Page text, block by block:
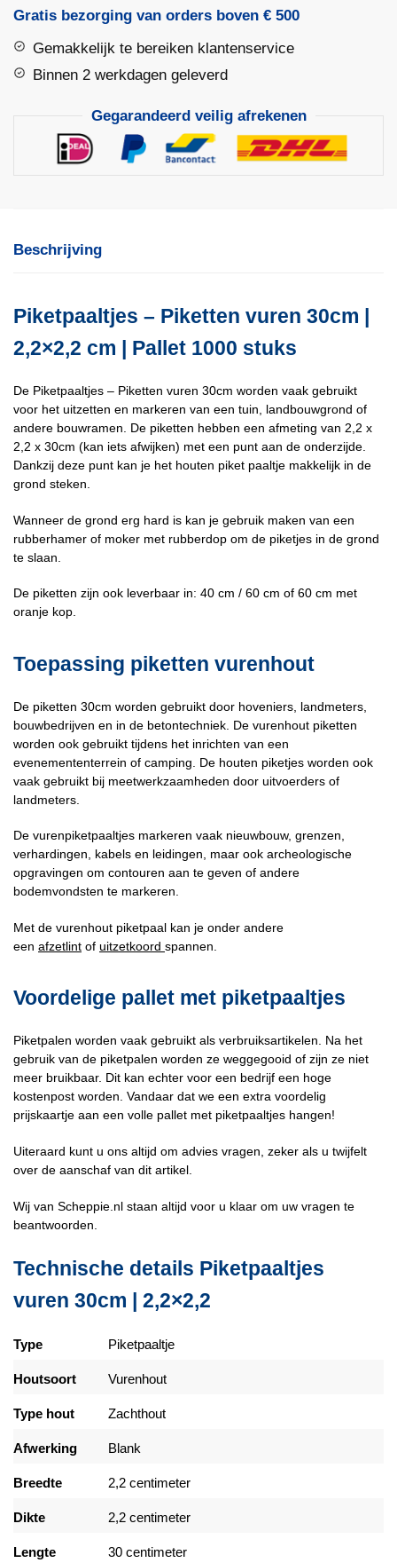
|
|
Pallet
Gratis bezorging van orders boven € 500
Gemakkelijk te bereiken klantenservice
Binnen 2 werkdagen geleverd
Gegarandeerd veilig afrekenen
Beschrijving
Piketpaaltjes – Piketten vuren 30cm |
2,2×2,2 cm | Pallet 1000 stuks
De Piketpaaltjes – Piketten vuren 30cm worden vaak gebruikt
voor het uitzetten en markeren van een tuin, landbouwgrond of
andere bouwramen. De piketten hebben een afmeting van 2,2 x
2,2 x 30cm (kan iets afwijken) met een punt aan de onderzijde.
Dankzij deze punt kan je het houten piket paaltje makkelijk in de
grond steken.
Wanneer de grond erg hard is kan je gebruik maken van een
rubberhamer of moker met rubberdop om de piketjes in de grond
te slaan.
De piketten zijn ook leverbaar in: 40 cm / 60 cm of 60 cm met
oranje kop.
Toepassing piketten vurenhout
De piketten 30cm worden gebruikt door hoveniers, landmeters,
bouwbedrijven en in de betontechniek. De vurenhout piketten
worden ook gebruikt tijdens het inrichten van een
evenemententerrein of camping. De houten piketjes worden ook
vaak gebruikt bij meetwerkzaamheden door uitvoerders of
landmeters.
De vurenpiketpaaltjes markeren vaak nieuwbouw, grenzen,
verhardingen, kabels en leidingen, maar ook archeologische
opgravingen om contouren aan te geven of andere
bodemvondsten te markeren.
Met de vurenhout piketpaal kan je onder andere
een afzetlint of uitzetkoord spannen.
Voordelige pallet met piketpaaltjes
Piketpalen worden vaak gebruikt als verbruiksartikelen. Na het
gebruik van de piketpalen worden ze weggegooid of zijn ze niet
meer bruikbaar. Dit kan echter voor een bedrijf een hoge
kostenpost worden. Vandaar dat we een extra voordelig
prijskaartje aan een volle pallet met piketpaaltjes hangen!
Uiteraard kunt u ons altijd om advies vragen, zeker als u twijfelt
over de aanschaf van dit artikel.
Wij van Scheppie.nl staan altijd voor u klaar om uw vragen te
beantwoorden.
Technische details Piketpaaltjes
vuren 30cm | 2,2×2,2
Type Piketpaaltje
Houtsoort Vurenhout
Type hout Zachthout
Afwerking Blank
Breedte 2,2 centimeter
Dikte 2,2 centimeter
Lengte 30 centimeter